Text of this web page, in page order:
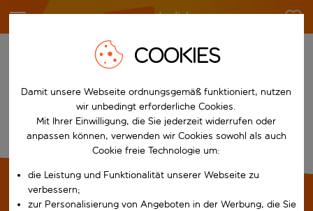
Noch nicht fündig geworden?
FAQ
Hier findest du Antworten auf häufig gestellte
Fragen
NÜTZLICHE LINKS
COOKIES
Damit unsere Webseite ordnungsgemäß funktioniert, nutzen
wir unbedingt erforderliche Cookies.
Mit Ihrer Einwilligung, die Sie jederzeit widerrufen oder
anpassen können, verwenden wir Cookies sowohl als auch
Cookie freie Technologie um:
die Leistung und Funktionalität unserer Webseite zu
verbessern;
zur Personalisierung von Angeboten in der Werbung, die Sie